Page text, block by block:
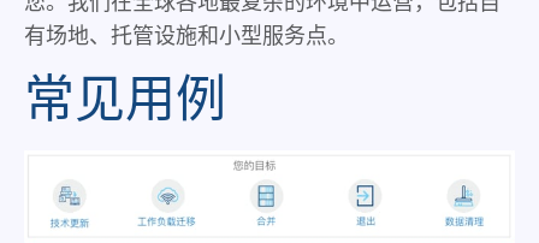
有场地、托管设施和小型服务点。
常见用例